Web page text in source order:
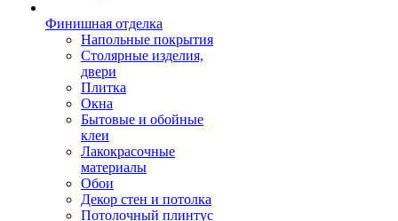
Финишная отделка
Напольные покрытия
Столярные изделия,
двери
Плитка
Окна
Бытовые и обойные
клеи
Лакокрасочные
материалы
Обои
Декор стен и потолка
Потолочный плинтус